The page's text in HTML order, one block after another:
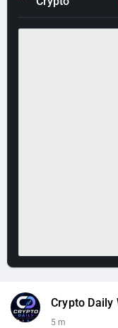
Crypto Daily
5 m